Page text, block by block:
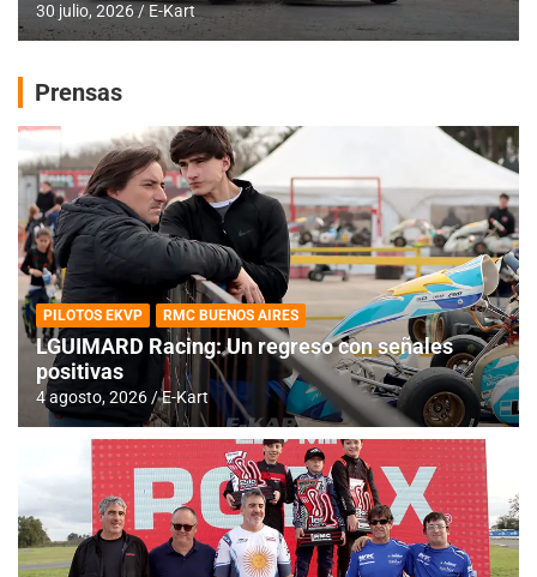
30 julio, 2026 E-Kart
Prensas
PILOTOS EKVP RMC BUENOS AIRES
LGUIMARD Racing: Un regreso con señales
positivas
4 agosto, 2026 E-Kart